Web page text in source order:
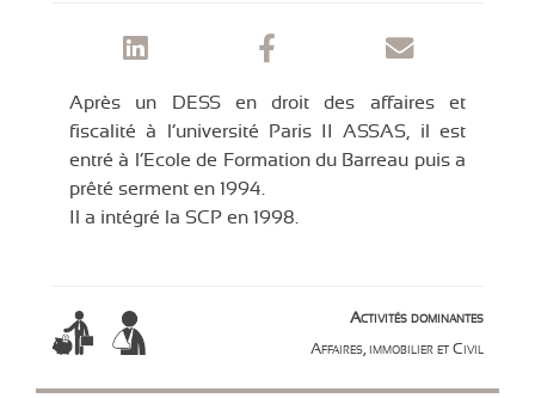
Après un DESS en droit des affaires et
fiscalité à l’université Paris II ASSAS, il est
entré à l’Ecole de Formation du Barreau puis a
prêté serment en 1994.
Il a intégré la SCP en 1998.
Activités dominantes
Affaires, immobilier et Civil